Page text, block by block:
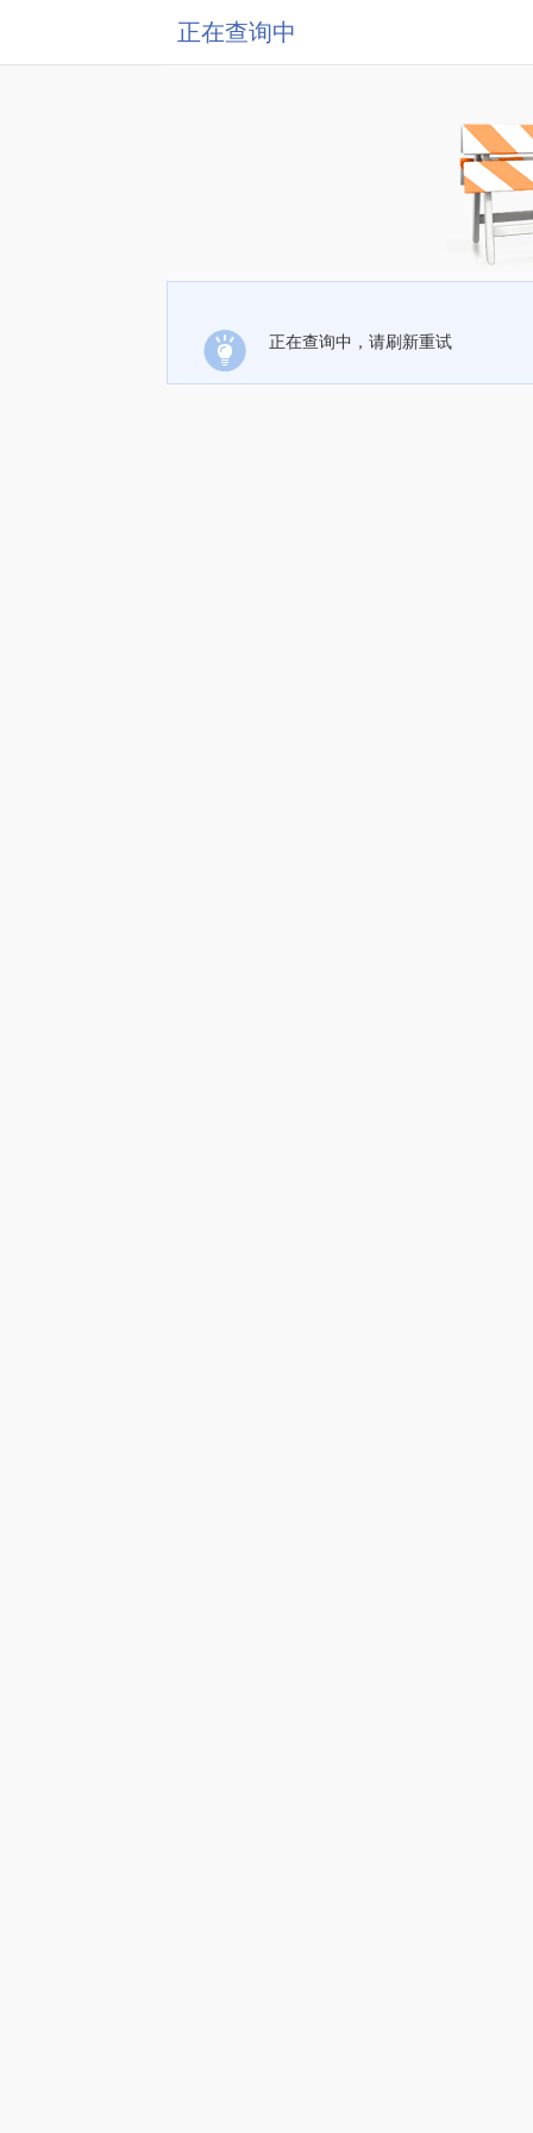
正在查询中
正在查询中，请刷新重试